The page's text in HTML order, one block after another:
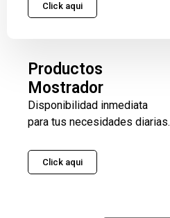
Click aqui
Productos
Mostrador
Disponibilidad inmediata
para tus necesidades diarias.
Click aqui